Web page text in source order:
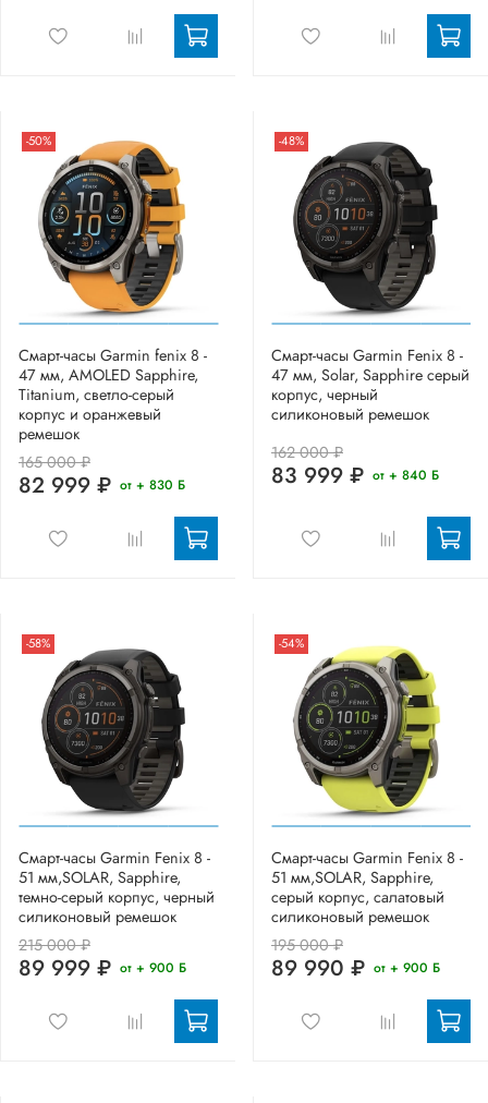
-50%
Смарт-часы Garmin fenix 8 -
47 мм, AMOLED Sapphire,
Titanium, светло-серый
корпус и оранжевый
ремешок
165 000 ₽
82 999 ₽ от + 830 Б
-48%
Смарт-часы Garmin Fenix 8 -
47 мм, Solar, Sapphire серый
корпус, черный
силиконовый ремешок
162 000 ₽
83 999 ₽ от + 840 Б
-58%
Смарт-часы Garmin Fenix 8 -
51 мм,SOLAR, Sapphire,
темно-серый корпус, черный
силиконовый ремешок
215 000 ₽
89 999 ₽ от + 900 Б
-54%
Смарт-часы Garmin Fenix 8 -
51 мм,SOLAR, Sapphire,
серый корпус, салатовый
силиконовый ремешок
195 000 ₽
89 990 ₽ от + 900 Б